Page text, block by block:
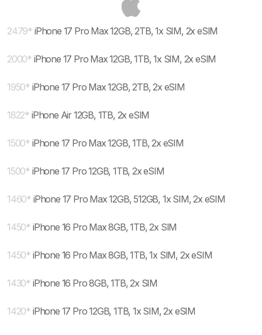
2479* iPhone 17 Pro Max 12GB, 2TB, 1x SIM, 2x eSIM
2000* iPhone 17 Pro Max 12GB, 1TB, 1x SIM, 2x eSIM
1950* iPhone 17 Pro Max 12GB, 2TB, 2x eSIM
1822* iPhone Air 12GB, 1TB, 2x eSIM
1500* iPhone 17 Pro Max 12GB, 1TB, 2x eSIM
1500* iPhone 17 Pro 12GB, 1TB, 2x eSIM
1460* iPhone 17 Pro Max 12GB, 512GB, 1x SIM, 2x eSIM
1450* iPhone 16 Pro Max 8GB, 1TB, 2x SIM
1450* iPhone 16 Pro Max 8GB, 1TB, 1x SIM, 2x eSIM
1430* iPhone 16 Pro 8GB, 1TB, 2x SIM
1420* iPhone 17 Pro 12GB, 1TB, 1x SIM, 2x eSIM